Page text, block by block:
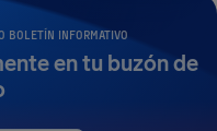
BOLETÍN INFORMATIVO
en tu buzón de